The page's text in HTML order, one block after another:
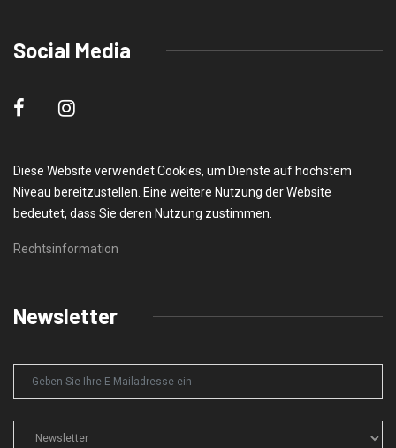
Social Media
Diese Website verwendet Cookies, um Dienste auf höchstem
Niveau bereitzustellen. Eine weitere Nutzung der Website
bedeutet, dass Sie deren Nutzung zustimmen.
Rechtsinformation
Newsletter